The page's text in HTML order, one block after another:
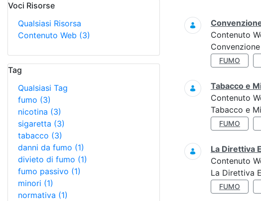
Voci Risorse
Qualsiasi Risorsa
Contenuto Web (3)
Tag
Qualsiasi Tag
fumo (3)
nicotina (3)
sigaretta (3)
tabacco (3)
danni da fumo (1)
divieto di fumo (1)
fumo passivo (1)
minori (1)
normativa (1)
Ricerca
Contenuto
FUMO
Tabacco e
Contenuto
Tabacco e
FUMO
La Direttiva
Contenuto
La Direttiva
FUMO